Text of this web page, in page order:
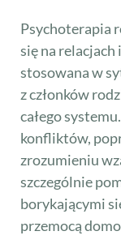
Psychoterapia
się na
stosowana w
z członków
całego
konfliktów,
zrozumieniu
szczególnie
borykającymi
przemocą